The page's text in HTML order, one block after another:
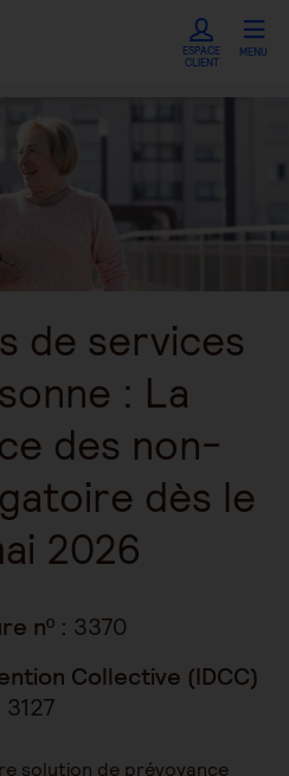
ESPACE
CLIENT
MENU
de services
: La
des non-
dès le
2026
nº : 3370
Collective (IDCC)
3127
solution de prévoyance